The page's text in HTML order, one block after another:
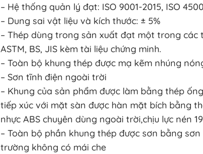
– Hệ thống quản lý đạt: ISO 9001-2015, ISO
– Dung sai vật liệu và kích thước: ± 5%
– Thép dùng trong sản xuất đạt một trong các
ASTM, BS, JIS kèm tài liệu chứng minh.
– Toàn bộ khung thép được mạ kẽm nhúng
– Sơn tĩnh điện ngoài trời
– Khung của sản phẩm được làm bằng thép
tiếp xúc với mặt sàn được hàn mặt bích bằng
nhực ABS chuyên dùng ngoài trời,chịu lực nén
– Toàn bộ phần khung thép được sơn bằng
trường không có mái che